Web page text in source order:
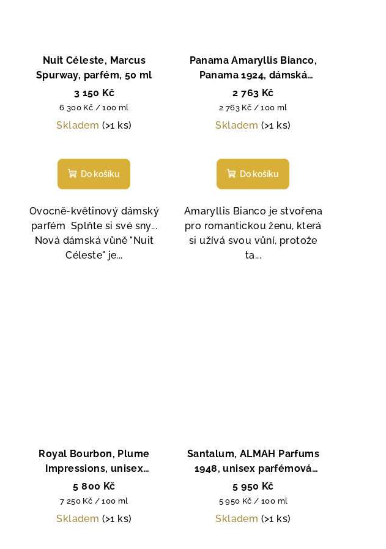
Nuit Céleste, Marcus
Spurway, parfém, 50 ml
3 150 Kč
Měrná
cena:
6 300 Kč / 100 ml
Skladem (>1 ks)
Do košíku
Ovocně-květinový dámský
parfém Splňte si své sny...
Nová dámská vůně "Nuit
Céleste" je...
Panama Amaryllis Bianco,
Panama 1924, dámská
parfémová voda, 100 ml
2 763 Kč
Měrná
cena:
2 763 Kč / 100 ml
Skladem (>1 ks)
hodnocení
produktu
je
hvězdiček.
Do košíku
Amaryllis Bianco je stvořena
pro romantickou ženu, která
si užívá svou vůní, protože
ta...
Royal Bourbon, Plume
Impressions, unisex
parfémová voda, 80ml
5 800 Kč
Měrná
cena:
7 250 Kč / 100 ml
Skladem (>1 ks)
Santalum, ALMAH Parfums
1948, unisex parfémová
voda, 100 ml
5 950 Kč
Měrná
cena:
5 950 Kč / 100 ml
Skladem (>1 ks)